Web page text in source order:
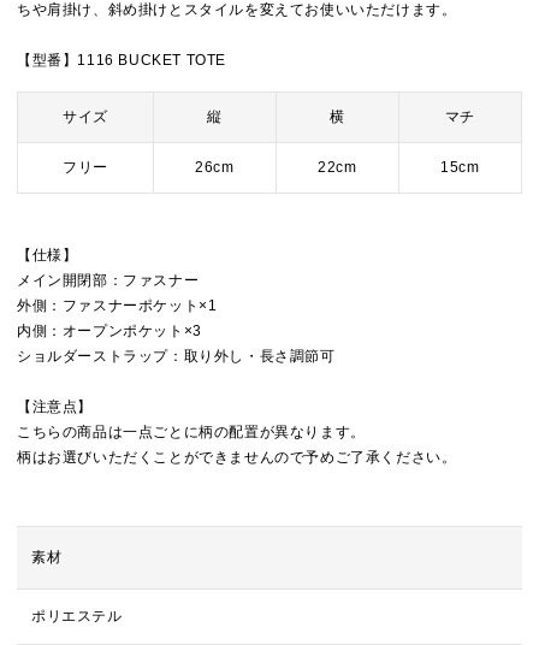
ちや肩掛け、斜め掛けとスタイルを変えてお使いいただけます。
【型番】1116 BUCKET TOTE
サイズ 縦 横 マチ
フリー 26cm 22cm 15cm
【仕様】
メイン開閉部：ファスナー
外側：ファスナーポケット×1
内側：オープンポケット×3
ショルダーストラップ：取り外し・長さ調節可
【注意点】
こちらの商品は一点ごとに柄の配置が異なります。
柄はお選びいただくことができませんので予めご了承ください。
素材
ポリエステル